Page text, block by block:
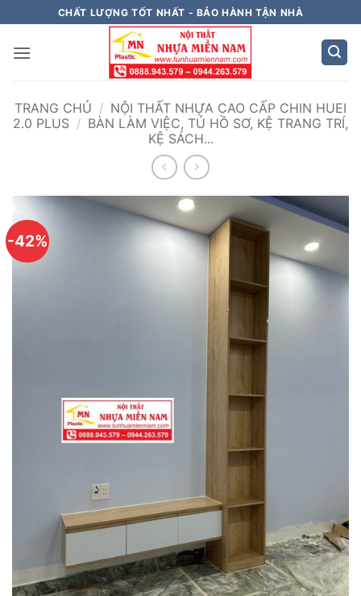
qua
nội
CHẤT LƯỢNG TỐT NHẤT - BẢO HÀNH TẬN NHÀ
TRANG CHỦ / NỘI THẤT NHỰA CAO CẤP CHIN HUEI
2.0 PLUS / BÀN LÀM VIỆC, TỦ HỒ SƠ, KỆ TRANG TRÍ,
KỆ SÁCH...
-42%